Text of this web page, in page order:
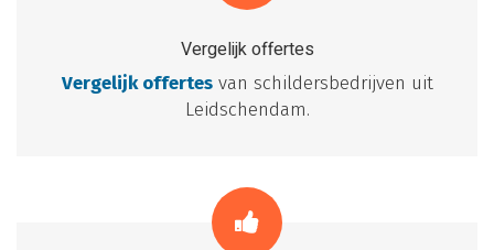
Vergelijk offertes
Vergelijk offertesvan schildersbedrijven uit
Leidschendam.